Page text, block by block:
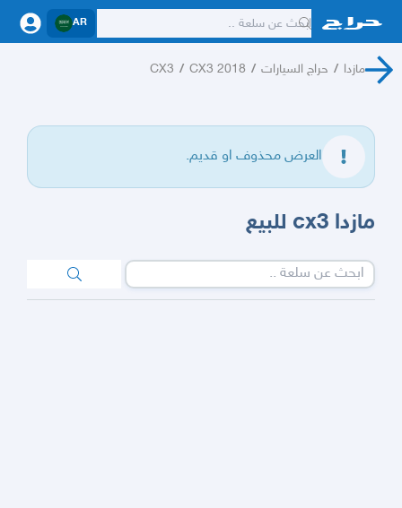
AR
مازدا / حراج السيارات /
CX3 2018
/
CX3
العرض محذوف او قديم.
مازدا cx3 للبيع